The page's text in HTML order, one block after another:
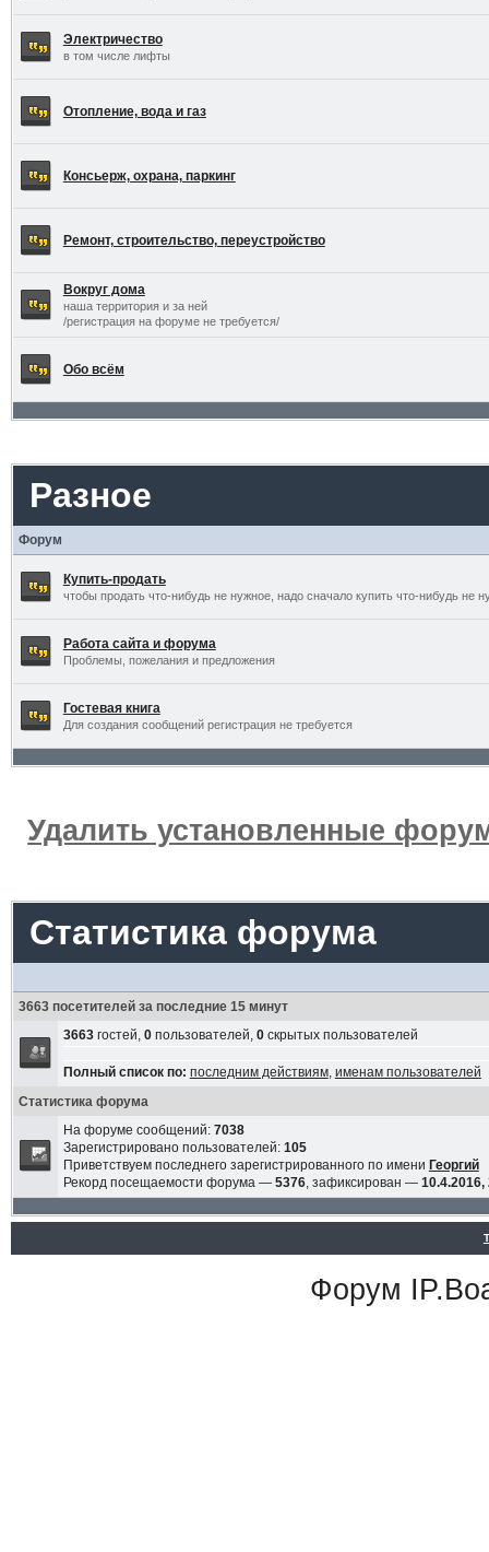
Электричество
в том числе лифты
Отопление, вода и газ
Консьерж, охрана, паркинг
Ремонт, строительство, переустройство
Вокруг дома
наша территория и за ней
/регистрация на форуме не требуется/
Обо всём
Разное
Форум
Купить-продать
чтобы продать что-нибудь не нужное, надо сначало купить что-нибудь не
Работа сайта и форума
Проблемы, пожелания и предложения
Гостевая книга
Для создания сообщений регистрация не требуется
Удалить установленные
Статистика форума
3663 посетителей за последние 15 минут
3663гостей, 0пользователей, 0скрытых пользователей
Полный список по: последним действиям, именам пользователей
Статистика форума
На форуме сообщений: 7038
Зарегистрировано пользователей: 105
Приветствуем последнего зарегистрированного по имени Георгий
Рекорд посещаемости форума — 5376, зафиксирован — 10.4.2016,
Форум